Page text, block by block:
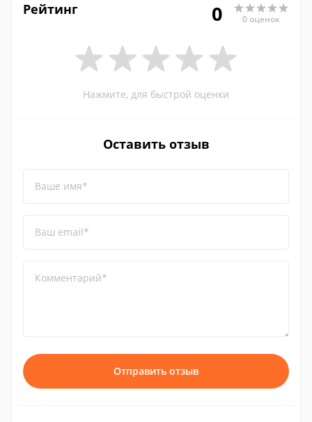
Рейтинг 0 0 оценок
Нажмите, для быстрой оценки
Оставить отзыв
Ваше имя*
Ваш email*
Комментарий*
Отправить отзыв